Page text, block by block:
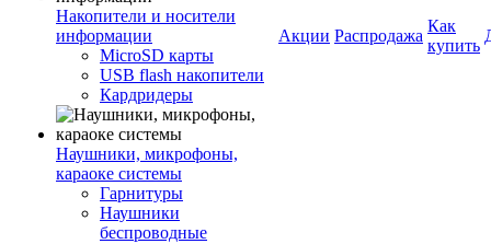
Накопители и носители
информации
MicroSD карты
USB flash накопители
Кардридеры
Наушники, микрофоны,
караоке системы
Гарнитуры
Наушники
беспроводные
Акции Распродажа
Как
купить